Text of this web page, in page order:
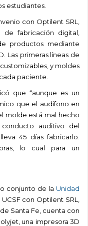
estudiantes.
con Optilent SRL,
de fabricación digital,
productos mediante
Las primeras líneas de
y moldes
paciente.
que “aunque es un
que el audífono en
molde está mal hecho
auditivo del
45 días fabricarlo.
lo cual para un
conjunto de la Unidad
UCSF con Optilent SRL,
Santa Fe, cuenta con
una impresora 3D